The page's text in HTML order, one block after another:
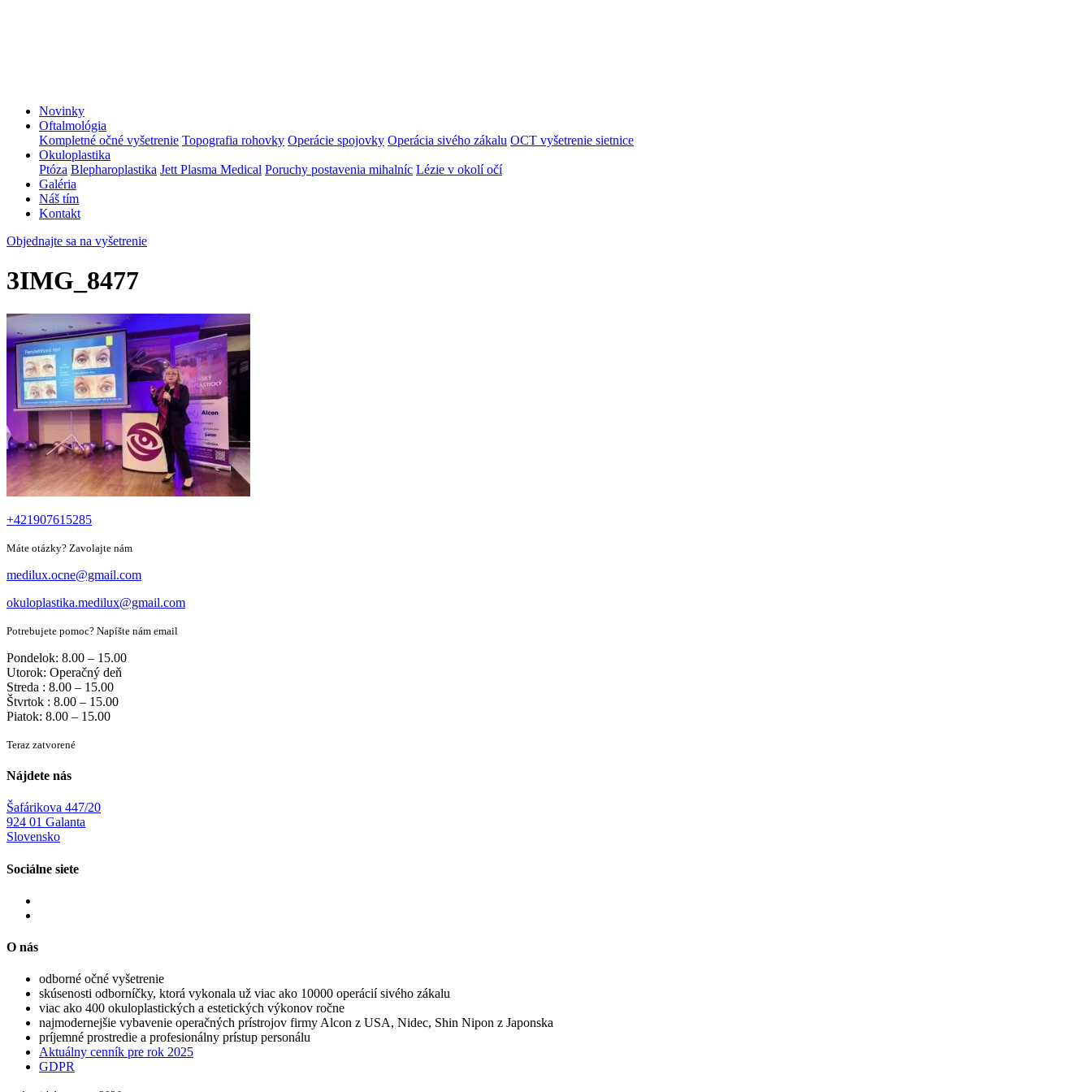
Novinky
Oftalmológia
Kompletné očné vyšetrenie Topografia rohovky Operácie spojovky Operácia sivého zákalu OCT vyšetrenie sietnice
Okuloplastika
Ptóza Blepharoplastika Jett Plasma Medical Poruchy postavenia mihalníc Lézie v okolí očí
Galéria
Náš tím
Kontakt
Objednajte sa na vyšetrenie
3IMG_8477
+421907615285
Máte otázky? Zavolajte nám
medilux.ocne@gmail.com
okuloplastika.medilux@gmail.com
Potrebujete pomoc? Napíšte nám email
Pondelok: 8.00 – 15.00
Utorok: Operačný deň
Streda : 8.00 – 15.00
Štvrtok : 8.00 – 15.00
Piatok: 8.00 – 15.00
Teraz zatvorené
Nájdete nás
Šafárikova 447/20
924 01 Galanta
Slovensko
Sociálne siete
O nás
odborné očné vyšetrenie
skúsenosti odborníčky, ktorá vykonala už viac ako 10000 operácií sivého zákalu
viac ako 400 okuloplastických a estetických výkonov ročne
najmodernejšie vybavenie operačných prístrojov firmy Alcon z USA, Nidec, Shin Nipon z Japonska
príjemné prostredie a profesionálny prístup personálu
Aktuálny cenník pre rok 2025
GDPR